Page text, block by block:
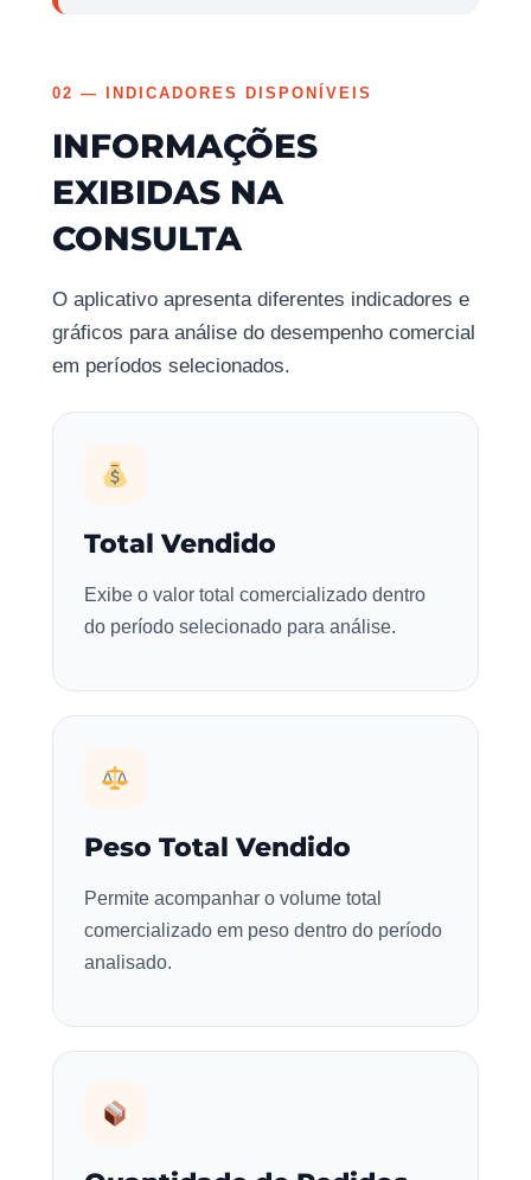
02 — INDICADORES DISPONÍVEIS
INFORMAÇÕES
EXIBIDAS NA
CONSULTA
O aplicativo apresenta diferentes indicadores e
gráficos para análise do desempenho comercial
em períodos selecionados.
Total Vendido
Exibe o valor total comercializado dentro
do período selecionado para análise.
Peso Total Vendido
Permite acompanhar o volume total
comercializado em peso dentro do período
analisado.